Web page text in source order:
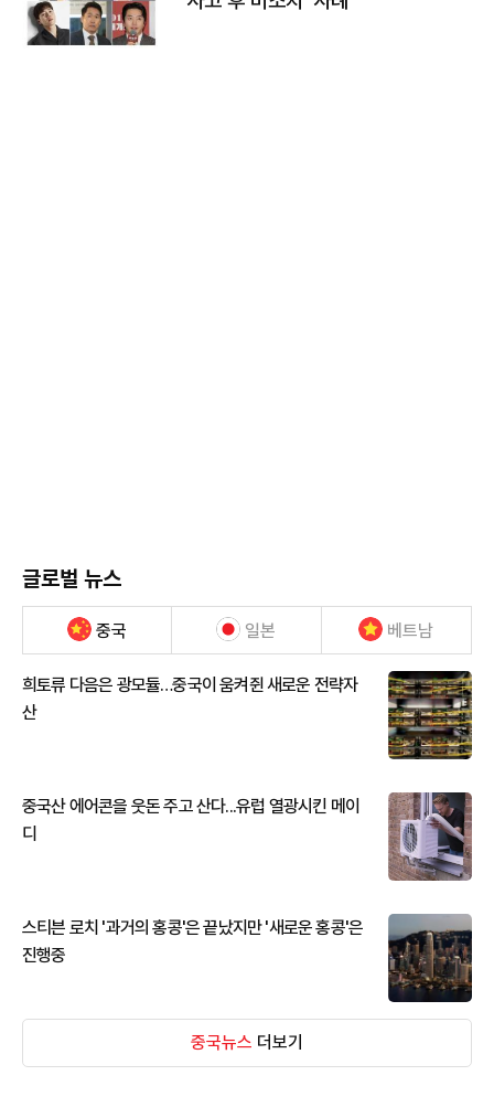
글로벌 뉴스
중국 일본 베트남
희토류 다음은 광모듈…중국이 움켜쥔 새로운 전략자
산
중국산 에어콘을 웃돈 주고 산다...유럽 열광시킨 메이
디
스티븐 로치 '과거의 홍콩'은 끝났지만 '새로운 홍콩'은
진행중
중국뉴스 더보기